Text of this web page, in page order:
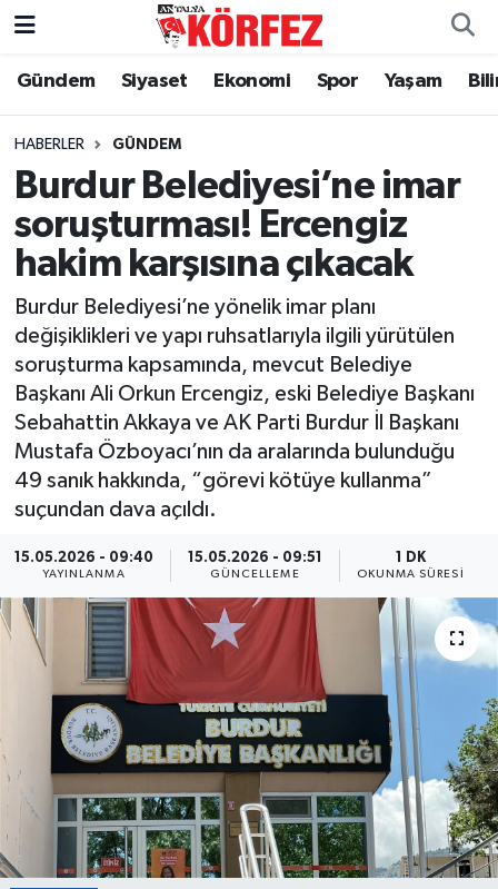
Gündem Siyaset Ekonomi Spor Yaşam
HABERLER GÜNDEM
Burdur Belediyesi’ne imar
soruşturması! Ercengiz
hakim karşısına çıkacak
Burdur Belediyesi’ne yönelik imar planı
değişiklikleri ve yapı ruhsatlarıyla ilgili yürütülen
soruşturma kapsamında, mevcut Belediye
Başkanı Ali Orkun Ercengiz, eski Belediye Başkanı
Sebahattin Akkaya ve AK Parti Burdur İl Başkanı
Mustafa Özboyacı’nın da aralarında bulunduğu
49 sanık hakkında, “görevi kötüye kullanma”
suçundan dava açıldı.
15.05.2026 - 09:40
YAYINLANMA
15.05.2026 - 09:51
GÜNCELLEME
1 DK
OKUNMA SÜRESI
Gündem
Siyaset
Yerel Yönetim
Ekonomi
Spor
Yaşam
Asayiş
Dünya
Sağlık
Magazin
Turizm
Çevre
Kültür ve Sanat
Sivil Toplum
Nöbetçi Eczaneler
Hava Durumu
Trafik Durumu
Süper Lig Puan Durumu ve Fikstür
Tüm Manşetler
Son Dakika Haberleri
Haber Arşivi